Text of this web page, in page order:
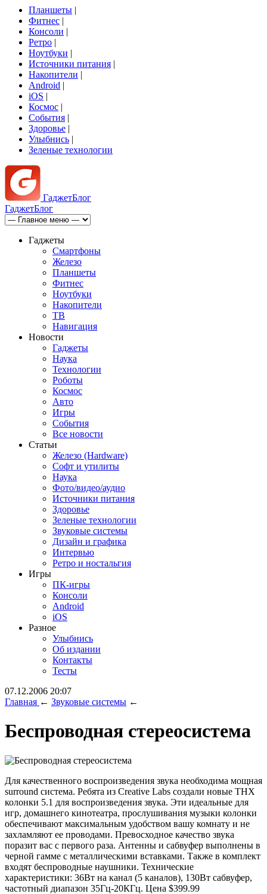
Планшеты |
Фитнес |
Консоли |
Ретро |
Ноутбуки |
Источники питания |
Накопители |
Android |
iOS |
Космос |
События |
Здоровье |
Улыбнись |
Зеленые технологии
ГаджетБлог
ГаджетБлог
Гаджеты
Смартфоны
Железо
Планшеты
Фитнес
Ноутбуки
Накопители
ТВ
Навигация
Новости
Гаджеты
Наука
Технологии
Роботы
Космос
Авто
Игры
События
Все новости
Статьи
Железо (Hardware)
Софт и утилиты
Наука
Фото/видео/аудио
Источники питания
Здоровье
Зеленые технологии
Звуковые системы
Дизайн и графика
Интервью
Ретро и ностальгия
Игры
ПК-игры
Консоли
Android
iOS
Разное
Улыбнись
Об издании
Контакты
Тесты
07.12.2006 20:07
Главная ← Звуковые системы ←
Беспроводная стереосистема
Для качественного воспроизведения звука необходима мощная
surround система. Ребята из Creative Labs создали новые THX
колонки 5.1 для воспроизведения звука. Эти идеальные для
игр, домашнего кинотеатра, прослушивания музыки колонки
обеспечивают максимальным удобством вашу комнату и не
захламляют ее проводами. Превосходное качество звука
поразит вас с первого раза. Антенны и сабвуфер выполнены в
черной гамме с металлическими вставками. Также в комплект
входят беспроводные наушники. Технические
характеристики: 36Вт на канал (5 каналов), 130Вт сабвуфер,
частотный диапазон 35Гц-20КГц. Цена $399.99